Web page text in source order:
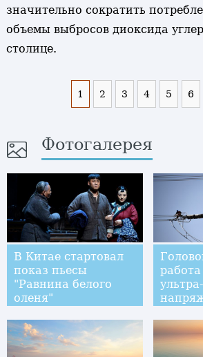
значительно сократить
объемы выбросов диоксида
столице.
1 2 3 4 5 6
Фотогалерея
В Китае стартовал
показ пьесы
"Равнина белого
оленя"